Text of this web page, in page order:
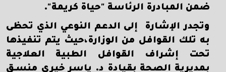
ضمن المبادرة الرئاسة "حياة كريمة".
وتجدر الإشارة إلى الدعم النوعي الذي تحظى
به تلك القوافل من الوزارة،حيث يتم تنفيذها
تحت إشراف القوافل الطبية العلاجية
بمديرية الصحة بقيادة د. ياسر خيري منسـق